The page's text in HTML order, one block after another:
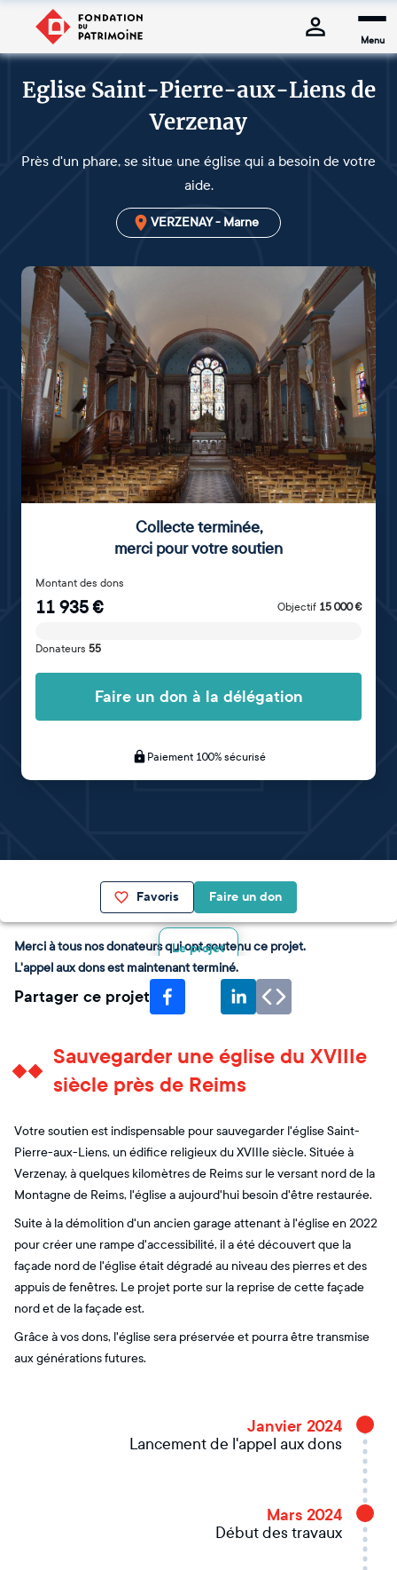
Menu
Eglise Saint-Pierre-aux-Liens de
Verzenay
Près d'un phare, se situe une église qui a besoin de votre
aide.
VERZENAY - Marne
Collecte terminée,
merci pour votre soutien
Montant des dons
11 935€ Objectif 15 000€
Donateurs 55
Faire un don à la délégation
Paiement 100% sécurisé
Favoris Faire un don
Le projet
Merci à tous nos donateurs qui ont soutenu ce projet.
L'appel aux dons est maintenant terminé.
Partager ce projet
Sauvegarder une église du XVIIIe
siècle près de Reims
Votre soutien est indispensable pour sauvegarder l'église Saint-
Pierre-aux-Liens, un édifice religieux du XVIIIe siècle. Située à
Verzenay, à quelques kilomètres de Reims sur le versant nord de la
Montagne de Reims, l'église a aujourd'hui besoin d'être restaurée.
Suite à la démolition d'un ancien garage attenant à l'église en 2022
pour créer une rampe d'accessibilité, il a été découvert que la
façade nord de l'église était dégradé au niveau des pierres et des
appuis de fenêtres. Le projet porte sur la reprise de cette façade
nord et de la façade est.
Grâce à vos dons, l'église sera préservée et pourra être transmise
aux générations futures.
Janvier 2024
Lancement de l'appel aux dons
Mars 2024
Début des travaux